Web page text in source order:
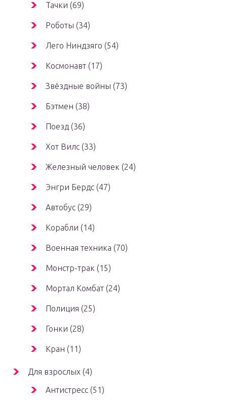
Тачки (69)
Роботы (34)
Лего Ниндзяго (54)
Космонавт (17)
Звёздные войны (73)
Бэтмен (38)
Поезд (36)
Хот Вилс (33)
Железный человек (24)
Энгри Бердс (47)
Автобус (29)
Корабли (14)
Военная техника (70)
Монстр-трак (15)
Мортал Комбат (24)
Полиция (25)
Гонки (28)
Кран (11)
Для взрослых (4)
Антистресс (51)